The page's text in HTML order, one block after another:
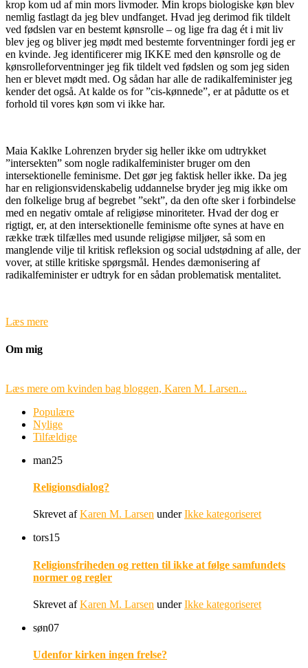
krop kom ud af min mors livmoder. Min krops biologiske køn blev
nemlig fastlagt da jeg blev undfanget. Hvad jeg derimod fik tildelt
ved fødslen var en bestemt kønsrolle – og lige fra dag ét i mit liv
blev jeg og bliver jeg mødt med bestemte forventninger fordi jeg er
en kvinde. Jeg identificerer mig IKKE med den kønsrolle og de
kønsrolleforventninger jeg fik tildelt ved fødslen og som jeg siden
hen er blevet mødt med. Og sådan har alle de radikalfeminister jeg
kender det også. At kalde os for ”cis-kønnede”, er at pådutte os et
forhold til vores køn som vi ikke har.
Maia Kaklke Lohrenzen bryder sig heller ikke om udtrykket
”intersekten” som nogle radikalfeminister bruger om den
intersektionelle feminisme. Det gør jeg faktisk heller ikke. Da jeg
har en religionsvidenskabelig uddannelse bryder jeg mig ikke om
den folkelige brug af begrebet ”sekt”, da den ofte sker i forbindelse
med en negativ omtale af religiøse minoriteter. Hvad der dog er
rigtigt, er, at den intersektionelle feminisme ofte synes at have en
række træk tilfælles med usunde religiøse miljøer, så som en
manglende vilje til kritisk refleksion og social udstødning af alle, der
vover, at stille kritiske spørgsmål. Hendes dæmonisering af
radikalfeminister er udtryk for en sådan problematisk mentalitet.
Læs mere
Om mig
Læs mere om kvinden bag bloggen, Karen M. Larsen...
Populære
Nylige
Tilfældige
man25
Religionsdialog?
Skrevet afKaren M. Larsen underIkke kategoriseret
tors15
Religionsfriheden og retten til ikke at følge samfundets
normer og regler
Skrevet afKaren M. Larsen underIkke kategoriseret
søn07
Udenfor kirken ingen frelse?